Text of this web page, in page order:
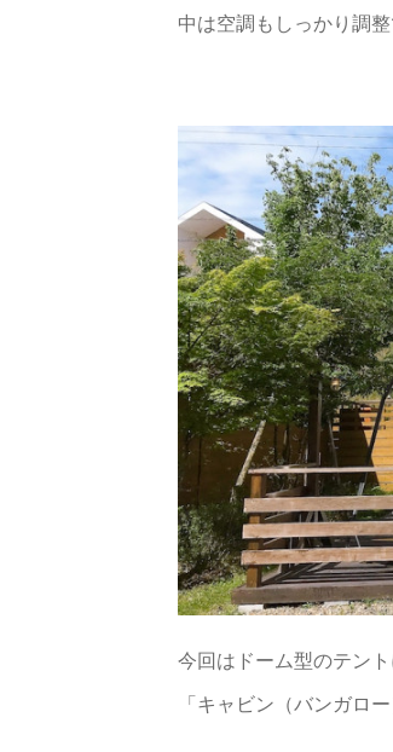
中は空調もしっかり調整
今回はドーム型のテン
「キャビン（バンガロ